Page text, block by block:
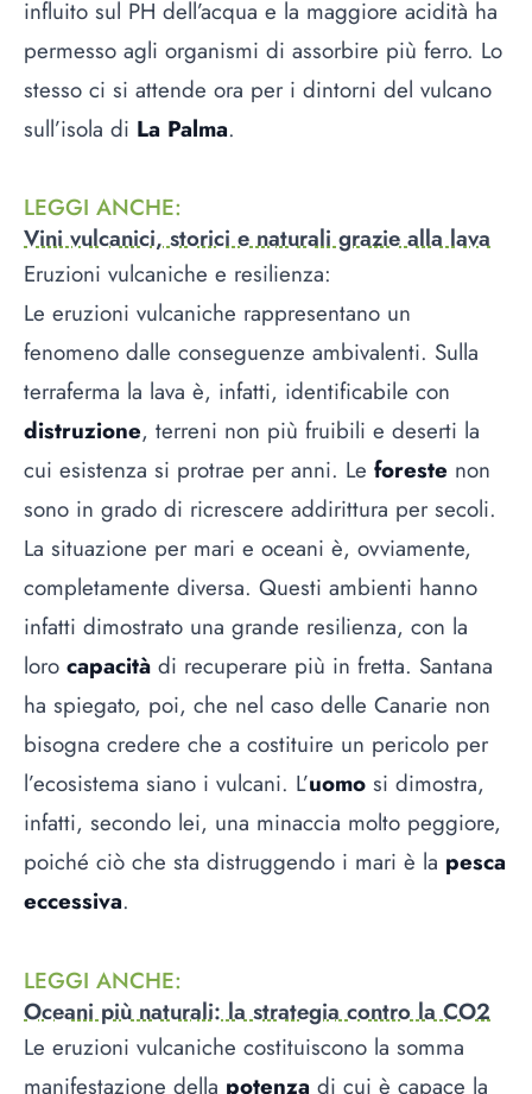
influito sul PH dell’acqua e la maggiore acidità ha
permesso agli organismi di assorbire più ferro. Lo
stesso ci si attende ora per i dintorni del vulcano
sull’isola di La Palma.
LEGGI ANCHE:
Vini vulcanici, storici e naturali grazie alla lava
Eruzioni vulcaniche e resilienza:
Le eruzioni vulcaniche rappresentano un
fenomeno dalle conseguenze ambivalenti. Sulla
terraferma la lava è, infatti, identificabile con
distruzione, terreni non più fruibili e deserti la
cui esistenza si protrae per anni. Le foreste non
sono in grado di ricrescere addirittura per secoli.
La situazione per mari e oceani è, ovviamente,
completamente diversa. Questi ambienti hanno
infatti dimostrato una grande resilienza, con la
loro capacità di recuperare più in fretta. Santana
ha spiegato, poi, che nel caso delle Canarie non
bisogna credere che a costituire un pericolo per
l’ecosistema siano i vulcani. L’uomo si dimostra,
infatti, secondo lei, una minaccia molto peggiore,
poiché ciò che sta distruggendo i mari è la pesca
eccessiva.
LEGGI ANCHE:
Oceani più naturali: la strategia contro la CO2
Le eruzioni vulcaniche costituiscono la somma
manifestazione della potenza di cui è capace la